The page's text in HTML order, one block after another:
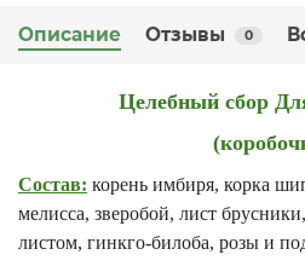
Описание Отзывы 0
Целебный сбор
Состав: корень имбиря, корка
мелисса, зверобой, лист
листом, гинкго-билоба, розы и